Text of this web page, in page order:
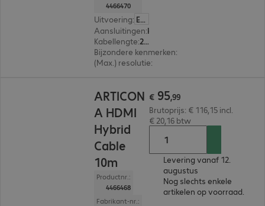
4466470
Uitvoering: Europa
Aansluitingen:
Kabellengte: 20 m
Bijzondere kenmerken:
(Max.) resolutie:
ARTICON
A HDMI
Hybrid
Cable
10m
Productnr.:
4466468
Fabrikant-nr.:
€ 95,99
Brutoprijs: € 116,15 incl.
€ 20,16 btw
Levering vanaf 12.
augustus
Nog slechts enkele
artikelen op voorraad.